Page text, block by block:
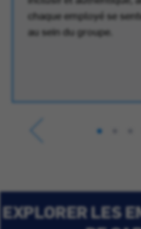
chaque employé se
au sein du groupe.
EXPLORER LES